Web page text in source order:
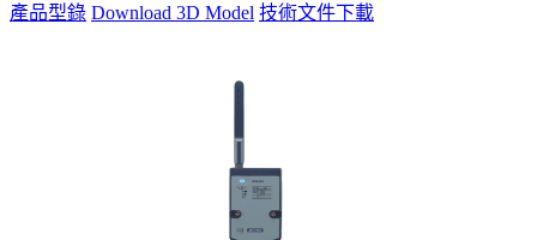
產品型錄 Download 3D Model 技術文件下載